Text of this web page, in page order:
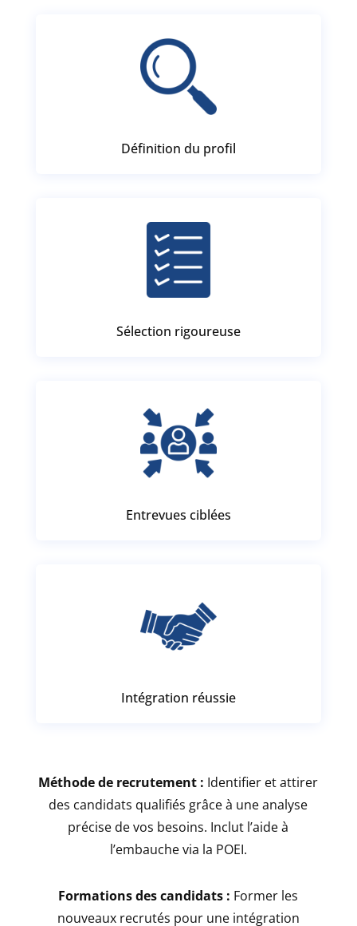
Définition du profil
Sélection rigoureuse
Entrevues ciblées
Intégration réussie
Méthode de recrutement : Identifier et attirer
des candidats qualifiés grâce à une analyse
précise de vos besoins. Inclut l’aide à
l’embauche via la POEI.
Formations des candidats : Former les
nouveaux recrutés pour une intégration